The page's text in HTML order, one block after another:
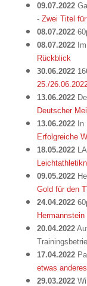
09.07.2022
- Zwei Titel
08.07.2022
08.07.2022
Rückblick
30.06.2022
25./
13.06.2022
Deutscher
13.06.2022
Erfolgreiche
18.05.2022
09.05.2022
Gold für den
24.04.2022
Hermannstein
20.04.2022
17.04.2022
etwas
29.03.2022